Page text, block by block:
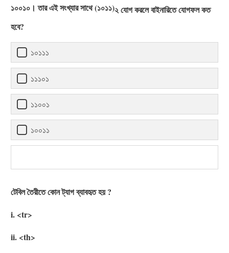
১০০১০। তার এই সংখ্যার সাথে (১০১১)২ যোগ করলে বাইনারিতে যোগফল কত
হবে?
১০১১১
১১১০১
১১০০১
১০০১১
টেবিল তৈরীতে কোন ট্যাগ ব্যাবহৃত হয় ?
i. <tr>
ii. <th>